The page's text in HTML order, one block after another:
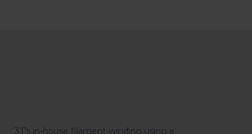
3T’s in-house filament-winding using a